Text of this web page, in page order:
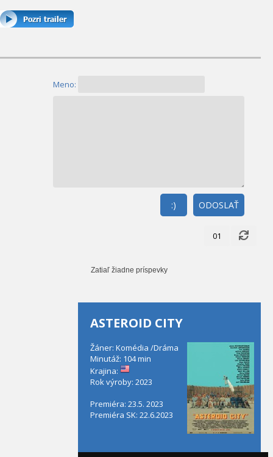
Meno:
ODOSLAŤ
:)
01
Zatiaľ žiadne príspevky
ASTEROID CITY
Žáner: Komédia /Dráma
Minutáž: 104 min
Krajina:
Rok výroby: 2023
Premiéra: 23.5. 2023
Premiéra SK: 22.6.2023